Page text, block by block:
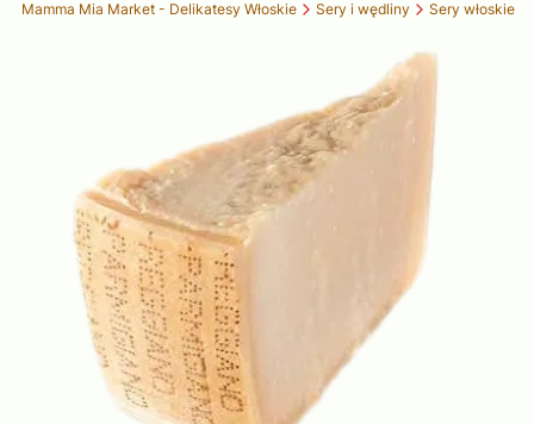
Mamma Mia Market - Delikatesy Włoskie Sery i wędliny Sery włoskie